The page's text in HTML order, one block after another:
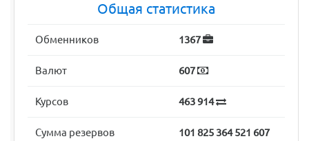
Общая статистика
Обменников 1367
Валют 607
Курсов 463 914
Сумма резервов 101 825 364 521 607